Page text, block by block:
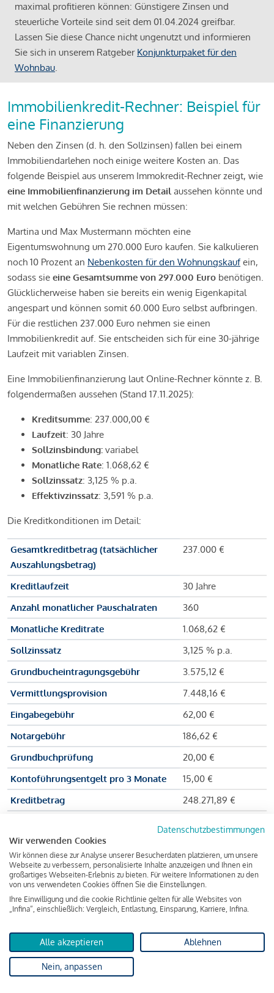
maximal profitieren können: Günstigere Zinsen und
steuerliche Vorteile sind seit dem 01.04.2024 greifbar.
Lassen Sie diese Chance nicht ungenutzt und informieren
Sie sich in unserem Ratgeber Konjunkturpaket für den
Wohnbau.
Immobilienkredit-Rechner: Beispiel für
eine Finanzierung
Neben den Zinsen (d. h. den Sollzinsen) fallen bei einem
Immobiliendarlehen noch einige weitere Kosten an. Das
folgende Beispiel aus unserem Immokredit-Rechner zeigt, wie
eine Immobilienfinanzierung im Detail aussehen könnte und
mit welchen Gebühren Sie rechnen müssen:
Martina und Max Mustermann möchten eine
Eigentumswohnung um 270.000 Euro kaufen. Sie kalkulieren
noch 10 Prozent an Nebenkosten für den Wohnungskaufein,
sodass sie eine Gesamtsumme von 297.000 Euro benötigen.
Glücklicherweise haben sie bereits ein wenig Eigenkapital
angespart und können somit 60.000 Euro selbst aufbringen.
Für die restlichen 237.000 Euro nehmen sie einen
Immobilienkredit auf. Sie entscheiden sich für eine 30-jährige
Laufzeit mit variablen Zinsen.
Eine Immobilienfinanzierung laut Online-Rechner könnte z. B.
folgendermaßen aussehen (Stand 17.11.2025):
Kreditsumme: 237.000,00 €
Laufzeit: 30 Jahre
Sollzinsbindung: variabel
Monatliche Rate: 1.068,62 €
Sollzinssatz: 3,125 % p.a.
Effektivzinssatz: 3,591 % p.a.
Die Kreditkonditionen im Detail:
Gesamtkreditbetrag (tatsächlicher
Auszahlungsbetrag)
237.000 €
Kreditlaufzeit
30 Jahre
Anzahl monatlicher Pauschalraten
360
Monatliche Kreditrate
1.068,62 €
Sollzinssatz
3,125 % p.a.
Grundbucheintragungsgebühr
3.575,12 €
Vermittlungsprovision
7.448,16 €
Eingabegebühr
62,00 €
Notargebühr
186,62 €
Grundbuchprüfung
20,00 €
Kontoführungsentgelt pro 3 Monate
15,00 €
Kreditbetrag
248.271,89 €
Zu zahlender Gesamtbetrag
Kreditvermittler
INFINA Credit
Broker GmbH
von 237.000 Euro ausgezahlt, um die Wohnung zu kaufen.
Darüber hinaus fallen aber noch einige Gebühren an (z. B. die
Grundbucheintragungsgebühr), sodass die Bank den
Datenschutzbestimmungen
Wir verwenden Cookies
Wir können diese zur Analyse unserer Besucherdaten platzieren, um unsere
Webseite zu verbessern, personalisierte Inhalte anzuzeigen und Ihnen ein
großartiges Webseiten-Erlebnis zu bieten. Für weitere Informationen zu den
von uns verwendeten Cookies öffnen Sie die Einstellungen.
Ihre Einwilligung und die cookie Richtlinie gelten für alle Websites von
„Infina“, einschließlich: Vergleich, Entlastung, Einsparung, Karriere, Infina.
Alle akzeptieren Ablehnen
Nein, anpassen